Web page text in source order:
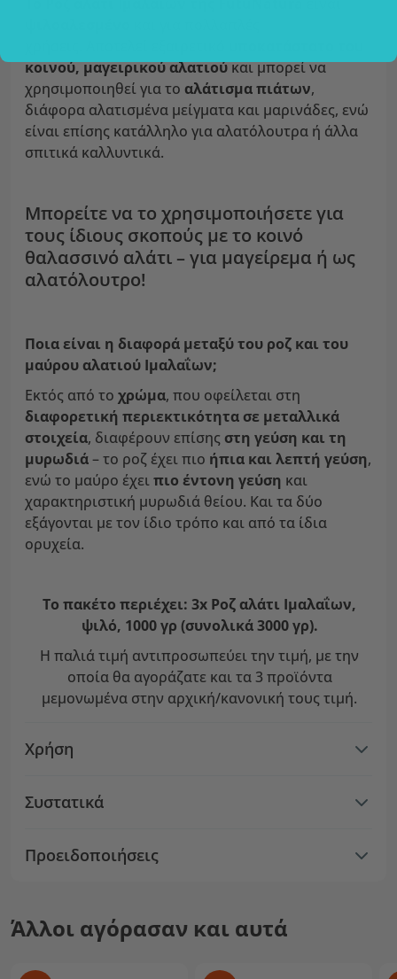
κοινού, μαγειρικού αλατιούκαι μπορεί να
χρησιμοποιηθεί για το αλάτισμα πιάτων,
διάφορα αλατισμένα μείγματα και μαρινάδες, ενώ
είναι επίσης κατάλληλο για αλατόλουτρα ή άλλα
σπιτικά καλλυντικά.
Μπορείτε να το χρησιμοποιήσετε για
τους ίδιους σκοπούς με το κοινό
θαλασσινό αλάτι – για μαγείρεμα ή ως
αλατόλουτρο!
Ποια είναι η διαφορά μεταξύ του ροζ και του
μαύρου αλατιού Ιμαλαΐων;
Εκτός από το χρώμα, που οφείλεται στη
διαφορετική περιεκτικότητα σε μεταλλικά
στοιχεία, διαφέρουν επίσης στη γεύση και τη
μυρωδιά– το ροζ έχει πιο ήπια και λεπτή γεύση,
ενώ το μαύρο έχειπιο έντονη γεύση και
χαρακτηριστική μυρωδιά θείου. Και τα δύο
εξάγονται με τον ίδιο τρόπο και από τα ίδια
ορυχεία.
Το πακέτο περιέχει: 3x Ροζ αλάτι Ιμαλαΐων,
ψιλό, 1000 γρ (συνολικά 3000 γρ).
Η παλιά τιμή αντιπροσωπεύει την τιμή, με την
οποία θα αγοράζατε και τα 3 προϊόντα
μεμονωμένα στην αρχική/κανονική τους τιμή.
Χρήση
Συστατικά
Προειδοποιήσεις
Άλλοι αγόρασαν και αυτά